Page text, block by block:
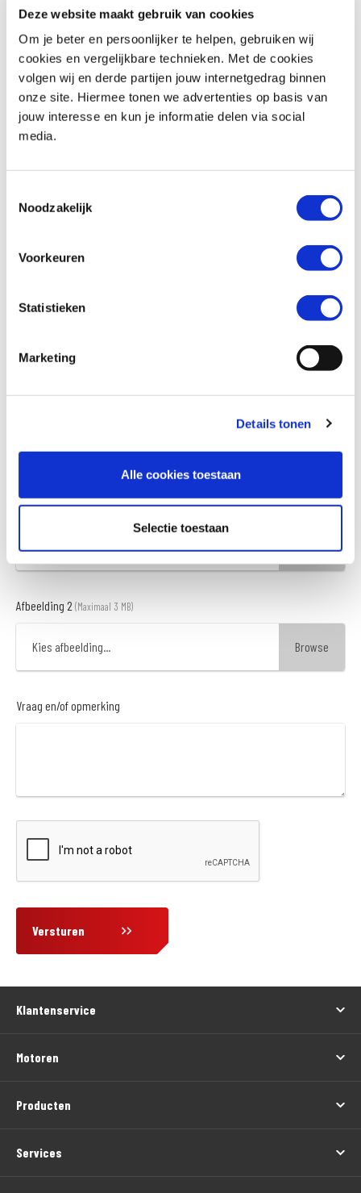
Deze website maakt gebruik van cookies
Om je beter en persoonlijker te helpen, gebruiken wij
cookies en vergelijkbare technieken. Met de cookies
volgen wij en derde partijen jouw internetgedrag binnen
onze site. Hiermee tonen we advertenties op basis van
jouw interesse en kun je informatie delen via social
media.
Noodzakelijk
Voorkeuren
Statistieken
Marketing
Details tonen
Alle cookies toestaan
Selectie toestaan
Bouwjaar *
Kenteken *
Afbeelding 1(Maximaal 3 MB)
Kies afbeelding...
Afbeelding 2 (Maximaal 3 MB)
Kies afbeelding...
Vraag en/of opmerking
Versturen
Klantenservice
Motoren
Producten
Services